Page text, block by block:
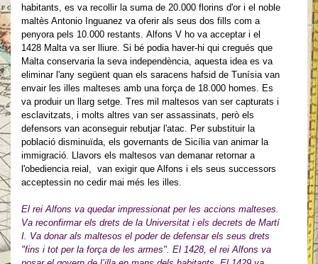
habitants, es va recollir la suma de 20.000 florins d'or i el noble
maltès Antonio Inguanez va oferir als seus dos fills com a
penyora pels 10.000 restants. Alfons V ho va acceptari el
1428 Malta va ser lliure. Si bé podia haver-hi qui cregués que
Malta conservaria la seva independència, aquesta idea es va
eliminar l'any següent quan els saracens hafsid de Tunísia van
envair les illes malteses amb una força de 18.000 homes. Es
va produir un llarg setge. Tres mil maltesos van ser capturats i
esclavitzats, i molts altres van ser assassinats, però els
defensors van aconseguir rebutjar l'atac. Per substituir la
població disminuïda, els governants de Sicília van animar la
immigració. Llavors els maltesos van demanarretornar a
l'obediencia reial, van exigir que Alfons i els seus successors
acceptessin no cedir mai més les illes.
El rei Alfons va quedar impressionat per les accions malteses.
Va reconfirmar els drets de la Universitat i els decrets de Martí
I. Va donar als maltesos el poder de defensar els seus drets
"fins i tot per la força de les armes". El 1428, el rei Alfons va